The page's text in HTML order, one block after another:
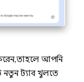
তাহলে আপনি
নতুন ট্যাব খুলতে